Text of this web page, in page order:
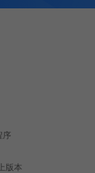
序
版本